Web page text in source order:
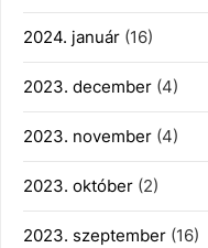
2024. január (16)
2023. december (4)
2023. november (4)
2023. október (2)
2023. szeptember (16)